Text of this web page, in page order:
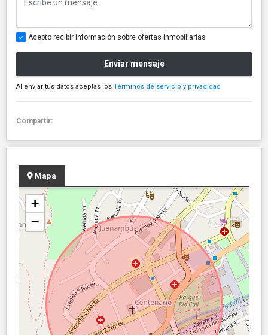
Acepto recibir información sobre ofertas inmobiliarias
Enviar mensaje
Al enviar tus datos aceptas los Términos de servicio y privacidad
Compartir:
Mapa
+
−